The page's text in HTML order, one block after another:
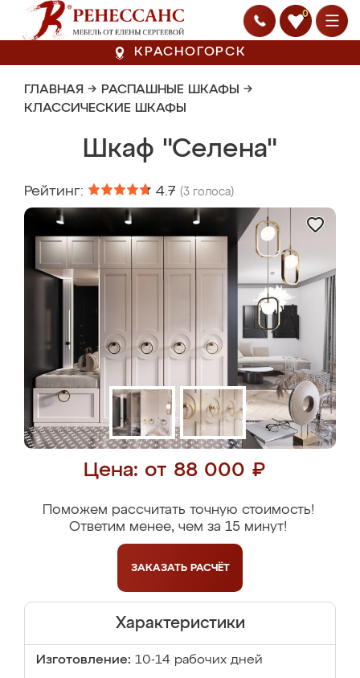
0
КРАСНОГОРСК
ГЛАВНАЯ → РАСПАШНЫЕ ШКАФЫ →
КЛАССИЧЕСКИЕ ШКАФЫ
Шкаф "Селена"
Рейтинг: 4.7 (3 голоса)
Цена: от 88 000 ₽
Поможем рассчитать точную стоимость!
Ответим менее, чем за 15 минут!
ЗАКАЗАТЬ РАСЧЁТ
Характеристики
Изготовление: 10-14 рабочих дней